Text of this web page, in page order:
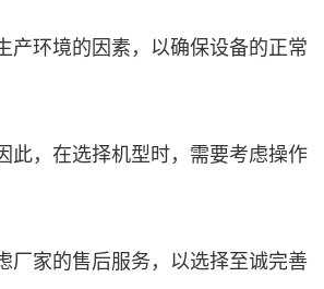
产环境的因素，以确保设备的正常
此，在选择机型时，需要考虑操作
厂家的售后服务，以选择至诚完善